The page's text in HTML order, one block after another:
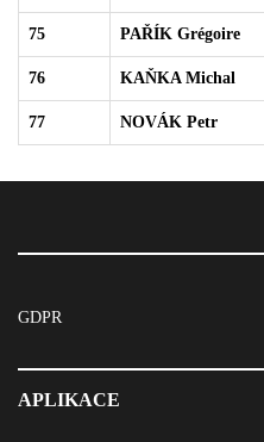
75 PAŘÍK Grégoire
76 KAŇKA Michal
77 NOVÁK Petr
GDPR
APLIKACE